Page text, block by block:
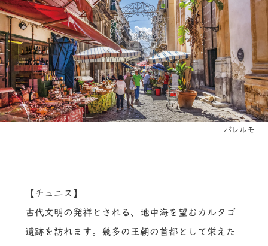
パレルモ
【チュニス】
古代文明の発祥とされる、地中海を望むカルタゴ
遺跡を訪れます。幾多の王朝の首都として栄えた